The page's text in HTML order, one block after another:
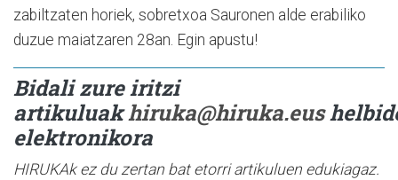
zabiltzaten horiek, sobretxoa Sauronen alde erabiliko
duzue maiatzaren 28an. Egin apustu!
Bidali zure iritzi
artikuluakhiruka@hiruka.eus
elektronikora
HIRUKAk ez du zertan bat etorri artikuluen edukiagaz.